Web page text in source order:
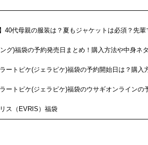
40代母親の服装は？夏もジャケットは必須？先輩
ング)福袋の予約発売日まとめ！購入方法や中身ネ
ラートピケ(ジェラピケ)福袋の予約開始日は？購入
ラートピケ(ジェラピケ)福袋のウサギオンラインの
ス（EVRIS）福袋